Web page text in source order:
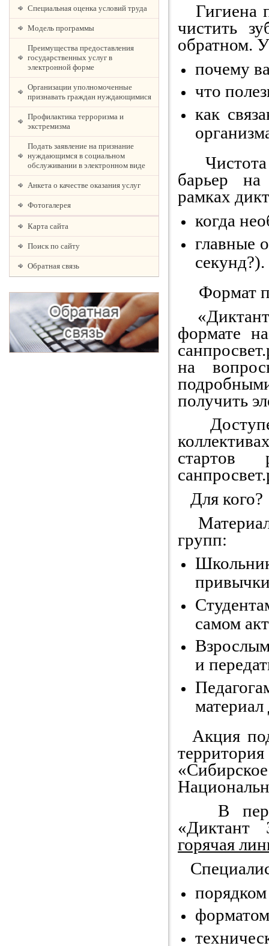
Специальная оценка условий труда
Модель программы
Преимущества предоставления
государственных услуг в
электронной форме
Организации уполномоченные
признавать граждан нуждающимися
Профилактика терроризма и
экстремизма
Подать заявление на признание
нуждающимся в социальном
обслуживании в электронном виде
Анкета о качестве оказания услуг
Фотогалерея
Карта сайта
Поиск по сайту
Обратная связь
Гигиена
чистить
обратном.
почему
что
как
Чистота
барьер
рамках
когда
главные
секунд?).
Формат
формате
на
получить
стартов
Для кого?
групп:
самом
и
материал
Акция
В
«Диктант
горячая